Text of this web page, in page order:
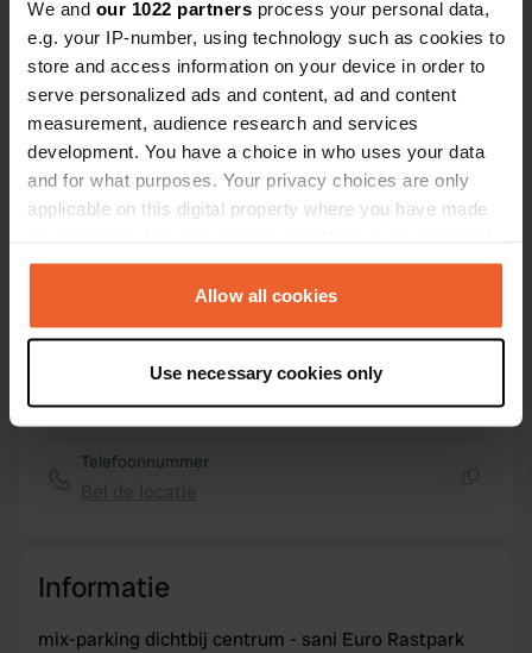
We and our 1022 partners process your personal data,
e.g. your IP-number, using technology such as cookies to
store and access information on your device in order to
serve personalized ads and content, ad and content
measurement, audience research and services
development. You have a choice in who uses your data
and for what purposes. Your privacy choices are only
applicable on this digital property where you have made
any time from the Cookie Declaration or by clicking on
the Privacy trigger icon.
Collect information about your geographical location
which can be accurate to within several meters
specific characteristics (fingerprinting)
We use cookies to personalise content and ads, to
We also share information about your use of our site with
Allow all cookies
Use necessary cookies only
Coördinaten
50° 0' 38" N 10° 35' 24" E
Kopiëren
50.01058 10.59002
Sitecode
3260
Upgrade naarPRO+
Toon op kaart
Bezoek website Kopiëren
Telefoonnummer
Informatie
mix-parking dichtbij centrum - sani Euro Rastpark